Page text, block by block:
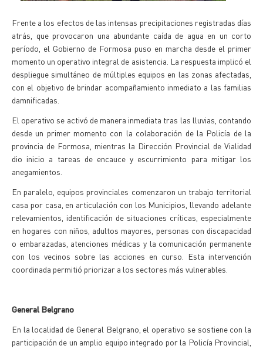
Frente a los efectos de las intensas precipitaciones registradas días
atrás, que provocaron una abundante caída de agua en un corto
período, el Gobierno de Formosa puso en marcha desde el primer
momento un operativo integral de asistencia. La respuesta implicó el
despliegue simultáneo de múltiples equipos en las zonas afectadas,
con el objetivo de brindar acompañamiento inmediato a las familias
damnificadas.
El operativo se activó de manera inmediata tras las lluvias, contando
desde un primer momento con la colaboración de la Policía de la
provincia de Formosa, mientras la Dirección Provincial de Vialidad
dio inicio a tareas de encauce y escurrimiento para mitigar los
anegamientos.
En paralelo, equipos provinciales comenzaron un trabajo territorial
casa por casa, en articulación con los Municipios, llevando adelante
relevamientos, identificación de situaciones críticas, especialmente
en hogares con niños, adultos mayores, personas con discapacidad
o embarazadas, atenciones médicas y la comunicación permanente
con los vecinos sobre las acciones en curso. Esta intervención
coordinada permitió priorizar a los sectores más vulnerables.
General Belgrano
En la localidad de General Belgrano, el operativo se sostiene con la
participación de un amplio equipo integrado por la Policía Provincial,